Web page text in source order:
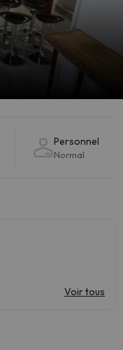
Personnel
Normal
Voir tous